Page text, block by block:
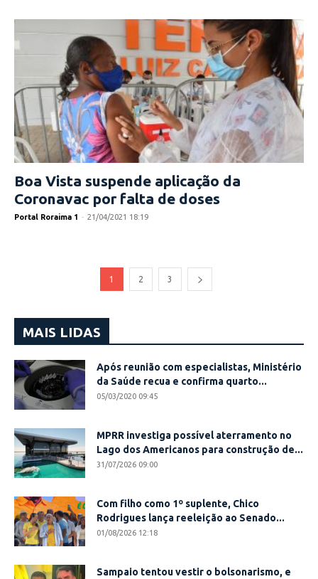
Boa Vista suspende aplicação da
Coronavac por falta de doses
Portal Roraima 1 - 21/04/2021 18:19
1 2 3
MAIS LIDAS
Após reunião com especialistas, Ministério
da Saúde recua e confirma quarto...
05/03/2020 09:45
MPRR investiga possível aterramento no
Lago dos Americanos para construção de...
31/07/2026 09:00
Com filho como 1º suplente, Chico
Rodrigues lança reeleição ao Senado...
01/08/2026 12:18
Sampaio tentou vestir o bolsonarismo, e